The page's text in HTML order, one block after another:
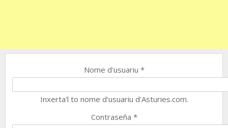
Nome d'usuariu *
Inxerta'l to nome d'usuariu d'Asturies.com.
Contraseña *